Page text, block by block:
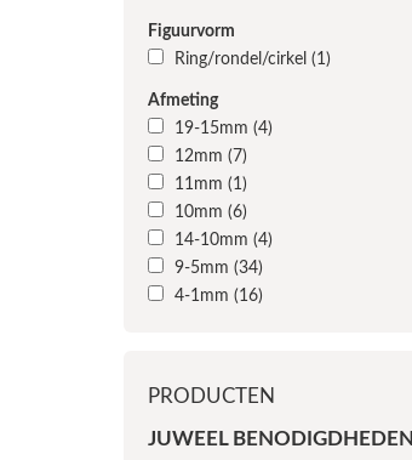
Figuurvorm
Ring/rondel/cirkel (1)
Afmeting
19-15mm (4)
12mm (7)
11mm (1)
10mm (6)
14-10mm (4)
9-5mm (34)
4-1mm (16)
PRODUCTEN
JUWEEL BENODIGDHEDEN